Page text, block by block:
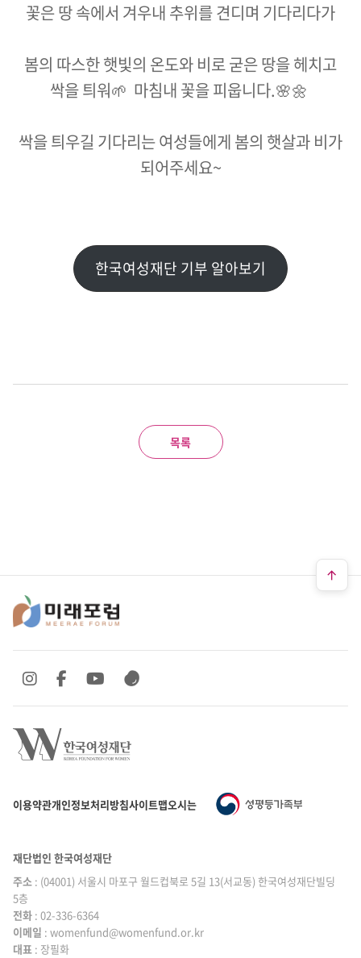
꽃은 땅 속에서 겨우내 추위를 견디며 기다리다가
봄의 따스한 햇빛의 온도와 비로 굳은 땅을 헤치고
싹을 틔워🌱 마침내 꽃을 피웁니다.🌸🌼
싹을 틔우길 기다리는 여성들에게 봄의 햇살과 비가
되어주세요~
한국여성재단 기부 알아보기
목록
이용약관개인정보처리방침사이트맵오시는 길
SNS 바로가기
SNS 바로가기SNS 바로가기
SNS 바로가기
재단법인 한국여성재단
주소 : (04001) 서울시 마포구 월드컵북로 5길 13(서교동) 한국여성재단빌딩
5층
전화 : 02-336-6364
|
이메일 : womenfund@womenfund.or.kr
|
대표 : 장필화